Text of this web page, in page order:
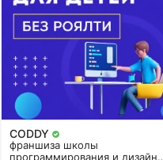
CODDY
франшиза школы
программирования и дизайна